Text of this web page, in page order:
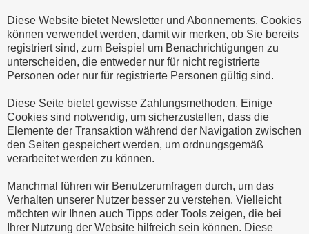
Diese Website bietet Newsletter und Abonnements. Cookies
können verwendet werden, damit wir merken, ob Sie bereits
registriert sind, zum Beispiel um Benachrichtigungen zu
unterscheiden, die entweder nur für nicht registrierte
Personen oder nur für registrierte Personen gültig sind.
Diese Seite bietet gewisse Zahlungsmethoden. Einige
Cookies sind notwendig, um sicherzustellen, dass die
Elemente der Transaktion während der Navigation zwischen
den Seiten gespeichert werden, um ordnungsgemäß
verarbeitet werden zu können.
Manchmal führen wir Benutzerumfragen durch, um das
Verhalten unserer Nutzer besser zu verstehen. Vielleicht
möchten wir Ihnen auch Tipps oder Tools zeigen, die bei
Ihrer Nutzung der Website hilfreich sein können. Diese